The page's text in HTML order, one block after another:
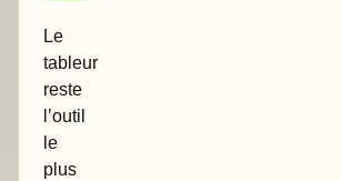
Le
tableur
reste
l’outil
le
plus